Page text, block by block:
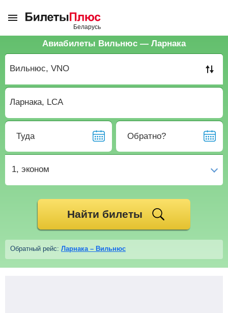
Авиабилеты Вильнюс — Ларнака
Туда Обратно?
1, эконом
Найти билеты
Обратный рейс: Ларнака – Вильнюс